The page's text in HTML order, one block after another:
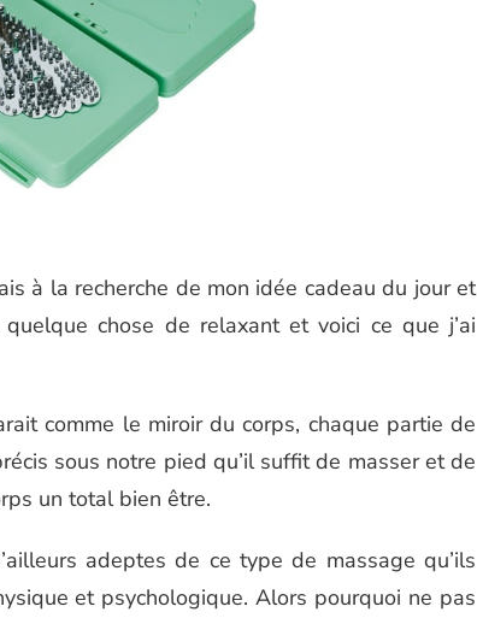
à la recherche de mon idée cadeau du jour et
chose de relaxant et voici ce que j’ai
comme le miroir du corps, chaque partie de
sous notre pied qu’il suffit de masser et de
un total bien être.
adeptes de ce type de massage qu’ils
et psychologique. Alors pourquoi ne pas